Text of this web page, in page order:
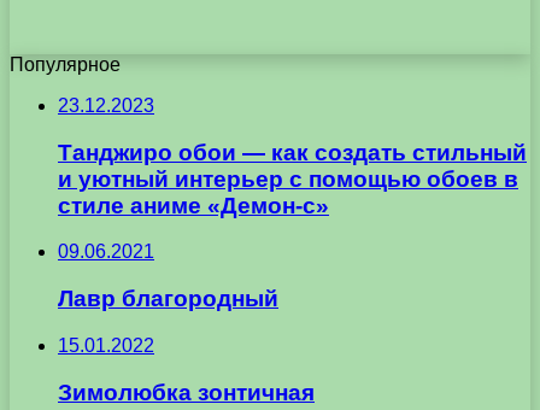
Популярное
23.12.2023
Танджиро обои — как создать стильный
и уютный интерьер с помощью обоев в
стиле аниме «Демон-с»
09.06.2021
Лавр благородный
15.01.2022
Зимолюбка зонтичная